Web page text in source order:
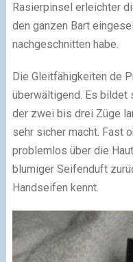
Rasierpinsel erleichter
den ganzen Bart
nachgeschnitten habe.
Die Gleitfähigkeiten de
überwältigend. Es bildet
der zwei bis drei Züge
sehr sicher macht. Fast
problemlos über die
blumiger Seifenduft
Handseifen kennt.